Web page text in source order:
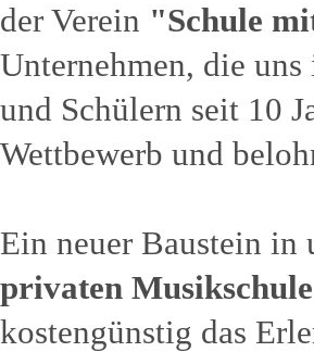
der Verein "Schule
Unternehmen, die
und Schülern seit 10
Wettbewerb und
Ein neuer Baustein in
privaten Musikschule
kostengünstig das